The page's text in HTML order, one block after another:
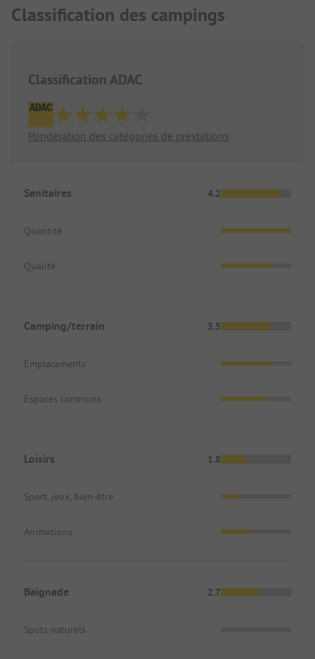
Classification des campings
Classification ADAC
Pondération des catégories de prestations
Sanitaires 4.2
Quantité
Qualité
Camping/terrain 3.5
Emplacements
Espaces communs
Loisirs 1.8
Sport, jeux, bien-être
Animations
Baignade 2.7
Spots naturels